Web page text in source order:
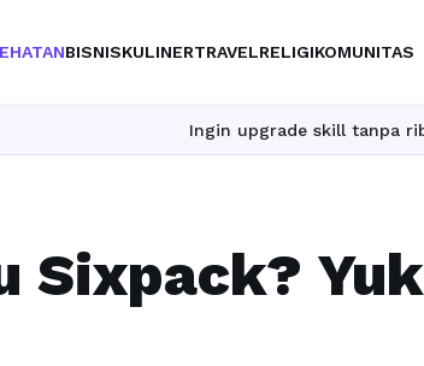
BISNISKULINERTRAVELRELIGIKOMUNITAS
Ingin upgrade skill tanpa ribet?
Sixpack? Yuk